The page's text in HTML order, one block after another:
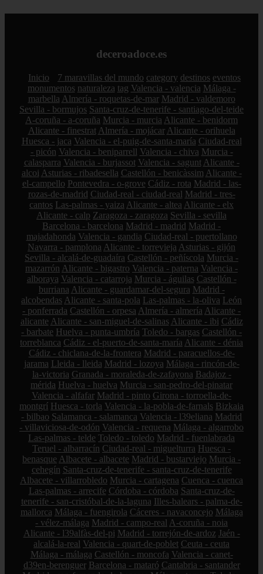
deceroadoce.es
Inicio 7 maravillas del mundo category destinos eventos
monumentos naturaleza tag Valencia - valencia Málaga -
marbella Almería - roquetas-de-mar Madrid - valdemoro
Sevilla - bormujos Santa-cruz-de-tenerife - santiago-del-teide
A-coruña - a-coruña Murcia - murcia Alicante - benidorm
Alicante - finestrat Almería - mojácar Alicante - orihuela
Huesca - jaca Valencia - el-puig-de-santa-maría Ciudad-real
- picón Valencia - beniparrell Valencia - chiva Murcia -
calasparra Valencia - burjassot Valencia - sagunt Alicante -
alcoi Asturias - ribadesella Castellón - benicàssim Alicante -
el-campello Pontevedra - o-grove Cádiz - rota Madrid - las-
rozas-de-madrid Ciudad-real - ciudad-real Madrid - tres-
cantos Las-palmas - yaiza Alicante - altea Alicante - elx
Alicante - calp Zaragoza - zaragoza Sevilla - sevilla
Barcelona - barcelona Madrid - madrid Madrid -
majadahonda Valencia - gandia Ciudad-real - puertollano
Navarra - pamplona Alicante - torrevieja Asturias - gijón
Sevilla - alcalá-de-guadaíra Castellón - peñíscola Murcia -
mazarrón Alicante - bigastro Valencia - paterna Valencia -
alboraya Valencia - catarroja Murcia - águilas Castellón -
burriana Alicante - guardamar-del-segura Madrid -
alcobendas Alicante - santa-pola Las-palmas - la-oliva León
- ponferrada Castellón - orpesa Almería - almería Alicante -
alicante Alicante - san-miguel-de-salinas Alicante - ibi Cádiz
- barbate Huelva - punta-umbría Toledo - bargas Castellón -
torreblanca Cádiz - el-puerto-de-santa-maría Alicante - dénia
Cádiz - chiclana-de-la-frontera Madrid - paracuellos-de-
jarama Lleida - lleida Madrid - lozoya Málaga - rincón-de-
la-victoria Granada - moraleda-de-zafayona Badajoz -
mérida Huelva - huelva Murcia - san-pedro-del-pinatar
Valencia - alfafar Madrid - pinto Girona - torroella-de-
montgrí Huesca - torla Valencia - la-pobla-de-farnals Bizkaia
- bilbao Salamanca - salamanca Valencia - l39eliana Madrid
- villaviciosa-de-odón Valencia - requena Málaga - algarrobo
Las-palmas - telde Toledo - toledo Madrid - fuenlabrada
Teruel - albarracín Ciudad-real - miguelturra Huesca -
benasque Albacete - albacete Madrid - bustarviejo Murcia -
cehegín Santa-cruz-de-tenerife - santa-cruz-de-tenerife
Albacete - villarrobledo Murcia - cartagena Cuenca - cuenca
Las-palmas - arrecife Córdoba - córdoba Santa-cruz-de-
tenerife - san-cristóbal-de-la-laguna Illes-balears - palma-de-
mallorca Málaga - fuengirola Cáceres - navaconcejo Málaga
- vélez-málaga Madrid - campo-real A-coruña - noia
Alicante - l39alfàs-del-pi Madrid - torrejón-de-ardoz Jaén -
alcalá-la-real Valencia - quart-de-poblet Ceuta - ceuta
Málaga - málaga Castellón - moncofa Valencia - canet-
d39en-berenguer Barcelona - mataró Cantabria - santander